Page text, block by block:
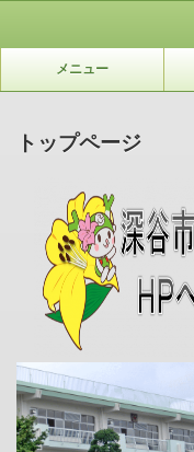
メニュー
トップページ